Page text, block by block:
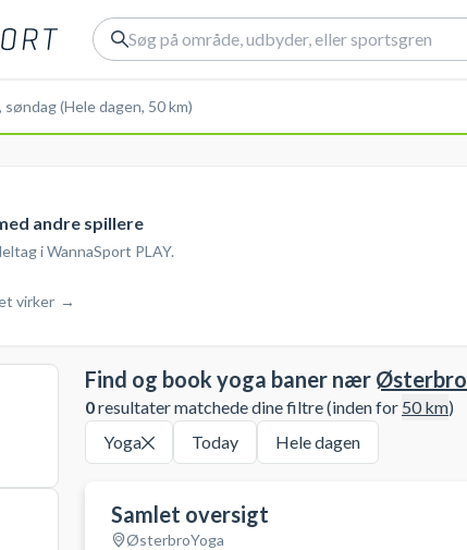
søndag (Hele dagen, 50 km)
andre spillere
i WannaSport PLAY.
virker →
Find og book yoga baner nær Østerbro
0resultater matchede dine filtre (inden for 50km)
Yoga Today Hele dagen
Samlet oversigt
ØsterbroYoga